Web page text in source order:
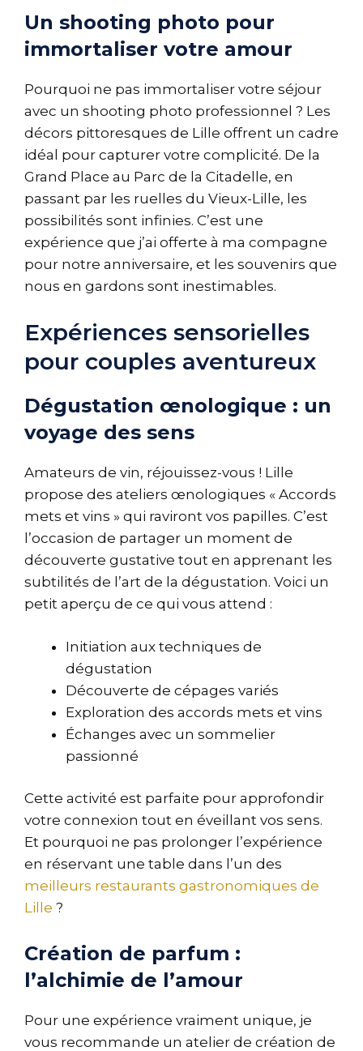
Un shooting photo pour
immortaliser votre amour
Pourquoi ne pas immortaliser votre séjour
avec un shooting photo professionnel ? Les
décors pittoresques de Lille offrent un cadre
idéal pour capturer votre complicité. De la
Grand Place au Parc de la Citadelle, en
passant par les ruelles du Vieux-Lille, les
possibilités sont infinies. C’est une
expérience que j’ai offerte à ma compagne
pour notre anniversaire, et les souvenirs que
nous en gardons sont inestimables.
Expériences sensorielles
pour couples aventureux
Dégustation œnologique : un
voyage des sens
Amateurs de vin, réjouissez-vous ! Lille
propose des ateliers œnologiques « Accords
mets et vins » qui raviront vos papilles. C’est
l’occasion de partager un moment de
découverte gustative tout en apprenant les
subtilités de l’art de la dégustation. Voici un
petit aperçu de ce qui vous attend :
Initiation aux techniques de
dégustation
Découverte de cépages variés
Exploration des accords mets et vins
Échanges avec un sommelier
passionné
Cette activité est parfaite pour approfondir
votre connexion tout en éveillant vos sens.
Et pourquoi ne pas prolonger l’expérience
en réservant une table dans l’un des
meilleurs restaurants gastronomiques de
Lille ?
Création de parfum :
l’alchimie de l’amour
Pour une expérience vraiment unique, je
vous recommande un atelier de création de